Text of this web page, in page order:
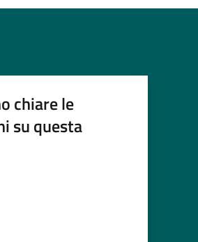
chiare le
su questa